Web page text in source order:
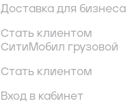
Доставка для бизнеса
Стать клиентом
СитиМобил грузовой
Стать клиентом
Вход в кабинет